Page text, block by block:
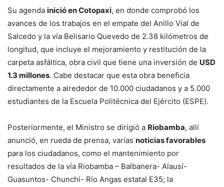
Su agenda inició en Cotopaxi, en donde comprobó los
avances de los trabajos en el empate del Anillo Vial de
Salcedo y la vía Belisario Quevedo de 2.38 kilómetros de
longitud, que incluye el mejoramiento y restitución de la
carpeta asfáltica, obra civil que tiene una inversión de USD
1.3 millones. Cabe destacar que esta obra beneficia
directamente a alrededor de 10.000 ciudadanos y a 5.000
estudiantes de la Escuela Politécnica del Ejército (ESPE).
Posteriormente, el Ministro se dirigió a Riobamba, allí
anunció, en rueda de prensa, varias noticias favorables
para los ciudadanos, como el mantenimiento por
resultados de la vía Riobamba – Balbanera- Alausí-
Guasuntos- Chunchi- Río Angas estatal E35; la